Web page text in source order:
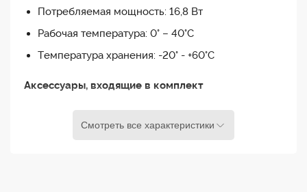
использования в условиях почти полной темноты.
Технология View-DR (уникальная разработка Sony)
расширяет динамический диапазон при сильном
участками в одной сцене. Технология XDNR
освещенных помещениях, даже при
Потребляемая мощность: 16,8 Вт
Рабочая температура: 0° – 40°C
Температура хранения: -20° - +60°C
Аксессуары, входящие в комплект
Устройство инфракрасного Remote Commander
Смотреть все характеристики